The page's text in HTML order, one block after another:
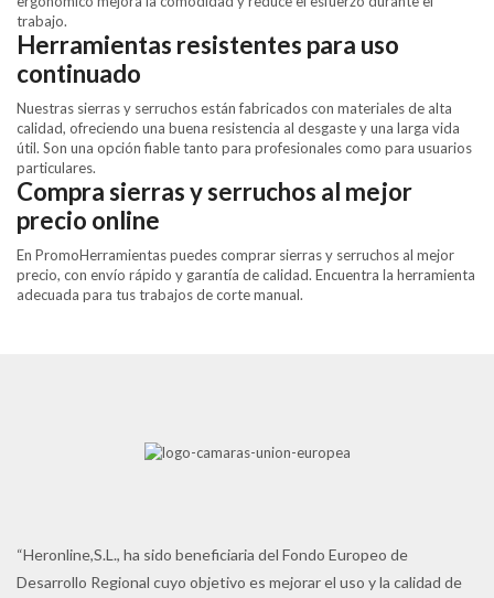
trabajo.
Herramientas resistentes para uso
continuado
Nuestras sierras y serruchos están fabricados con materiales de alta
calidad, ofreciendo una buena resistencia al desgaste y una larga vida
útil. Son una opción fiable tanto para profesionales como para usuarios
particulares.
Compra sierras y serruchos al mejor
precio online
En PromoHerramientas puedes comprar sierras y serruchos al mejor
precio, con envío rápido y garantía de calidad. Encuentra la herramienta
adecuada para tus trabajos de corte manual.
“Heronline,S.L., ha sido beneficiaria del Fondo Europeo de
Desarrollo Regional cuyo objetivo es mejorar el uso y la calidad de